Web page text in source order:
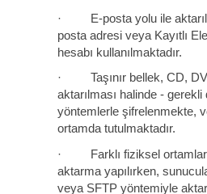
· E-posta yolu ile
posta adresi veya Kayıtlı
hesabı kullanılmaktadır.
· Taşınır bellek, CD,
aktarılması halinde -
yöntemlerle şifrelenmekte,
ortamda tutulmaktadır.
· Farklı fiziksel
aktarma yapılırken,
veya SFTP yöntemiyle